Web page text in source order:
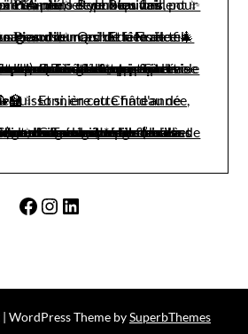
Facebook
Instagram
LinkedIn
| WordPress Theme bySuperbThemes